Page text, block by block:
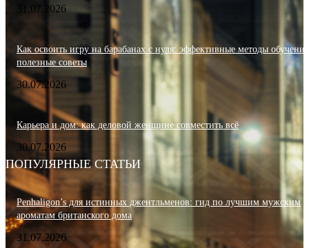
31.07.2026
Как освоить игру на барабанах с нуля: эффективные методы
полезные советы
30.07.2026
Карьера и дом: как деловой женщине совместить всё
30.07.2026
ПОПУЛЯРНЫЕ СТАТЬИ
Penhaligon’s для истинных джентльменов: гид по лучшим мужским
ароматам британского дома
31.07.2026